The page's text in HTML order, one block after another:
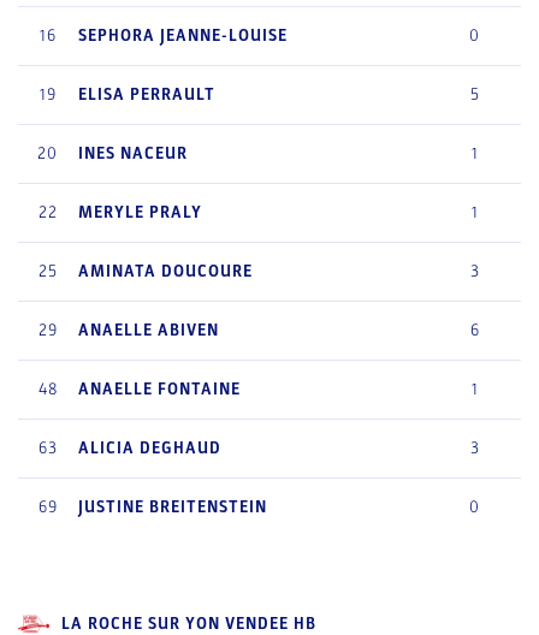
16 SEPHORA JEANNE-LOUISE 0
19 ELISA PERRAULT 5
20 INES NACEUR 1
22 MERYLE PRALY 1
25 AMINATA DOUCOURE 3
29 ANAELLE ABIVEN 6
48 ANAELLE FONTAINE 1
63 ALICIA DEGHAUD 3
69 JUSTINE BREITENSTEIN 0
LA ROCHE SUR YON VENDEE HB